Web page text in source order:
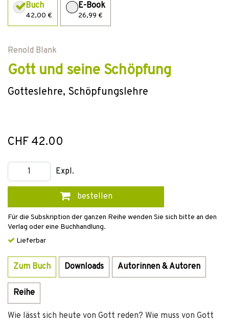
Buch
42,00 €
E-Book
26,99 €
Renold Blank
Gott und seine Schöpfung
Gotteslehre, Schöpfungslehre
CHF 42.00
Expl.
bestellen
Für die Subskription der ganzen Reihe wenden Sie sich bitte an den
Verlag oder eine Buchhandlung.
Lieferbar
Zum Buch Downloads Autorinnen & Autoren
Reihe
Wie lässt sich heute von Gott reden? Wie muss von Gott